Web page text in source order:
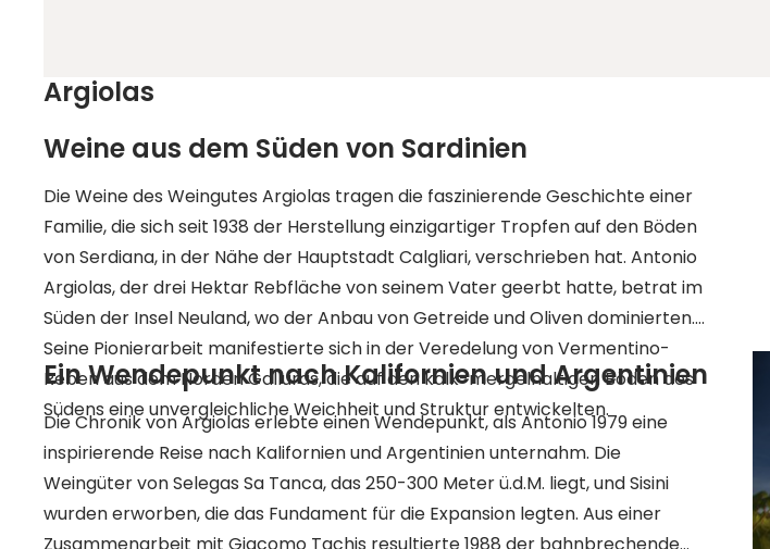
Argiolas
Weine aus dem Süden von Sardinien
Die Weine des Weingutes Argiolas tragen die faszinierende Geschichte einer
Familie, die sich seit 1938 der Herstellung einzigartiger Tropfen auf den Böden
von Serdiana, in der Nähe der Hauptstadt Calgliari, verschrieben hat. Antonio
Argiolas, der drei Hektar Rebfläche von seinem Vater geerbt hatte, betrat im
Süden der Insel Neuland, wo der Anbau von Getreide und Oliven dominierten.
Seine Pionierarbeit manifestierte sich in der Veredelung von Vermentino-
Reben aus dem Norden Galluras, die auf den kalk-mergelhaltigen Böden des
Südens eine unvergleichliche Weichheit und Struktur entwickelten.
Ein Wendepunkt nach Kalifornien und Argentinien
Die Chronik von Argiolas erlebte einen Wendepunkt, als Antonio 1979 eine
inspirierende Reise nach Kalifornien und Argentinien unternahm. Die
Weingüter von Selegas Sa Tanca, das 250-300 Meter ü.d.M. liegt, und Sisini
wurden erworben, die das Fundament für die Expansion legten. Aus einer